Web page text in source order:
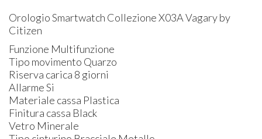
Orologio Smartwatch Collezione X03A Vagary by
Citizen
Funzione Multifunzione
Tipo movimento Quarzo
Riserva carica 8 giorni
Allarme Si
Materiale cassa Plastica
Finitura cassa Black
Vetro Minerale